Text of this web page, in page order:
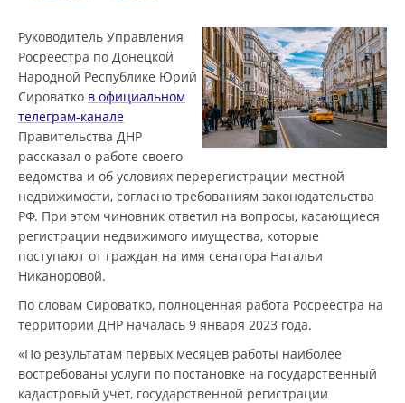
Руководитель Управления
Росреестра по Донецкой
Народной Республике Юрий
Сироватко в официальном
телеграм-канале
Правительства ДНР
рассказал о работе своего
ведомства и об условиях перерегистрации местной
недвижимости, согласно требованиям законодательства
РФ. При этом чиновник ответил на вопросы, касающиеся
регистрации недвижимого имущества, которые
поступают от граждан на имя сенатора Натальи
Никаноровой.
По словам Сироватко, полноценная работа Росреестра на
территории ДНР началась 9 января 2023 года.
«По результатам первых месяцев работы наиболее
востребованы услуги по постановке на государственный
кадастровый учет, государственной регистрации